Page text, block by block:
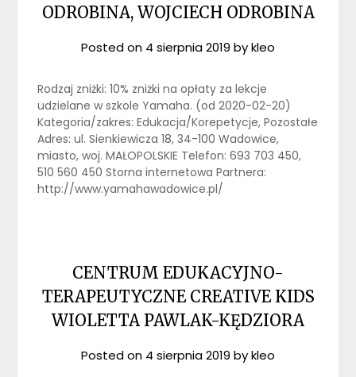
ODROBINA, WOJCIECH ODROBINA
Posted on 4 sierpnia 2019 bykleo
Rodzaj zniżki: 10% zniżki na opłaty za lekcje
udzielane w szkole Yamaha. (od 2020-02-20)
Kategoria/zakres: Edukacja/Korepetycje, Pozostałe
Adres: ul. Sienkiewicza 18, 34-100 Wadowice,
miasto, woj. MAŁOPOLSKIE Telefon: 693 703 450,
510 560 450 Storna internetowa Partnera:
http://www.yamahawadowice.pl/
CENTRUM EDUKACYJNO-
TERAPEUTYCZNE CREATIVE KIDS
WIOLETTA PAWLAK-KĘDZIORA
Posted on 4 sierpnia 2019 bykleo